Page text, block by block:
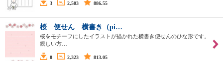
3 2,503 886.55
桜 便せん 横書き（pi…
桜をモチーフにしたイラストが描かれた横書き便せんのひな形です。
親しい方…
0 2,323 813.05